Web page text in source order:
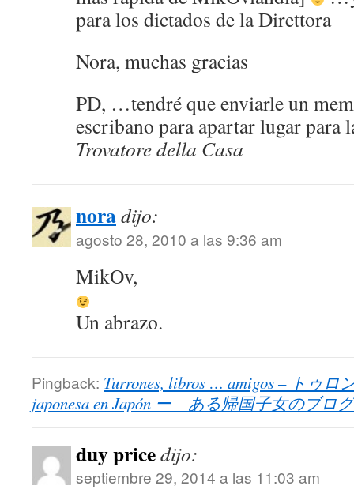
para los dictados de la Direttora
Nora, muchas gracias
PD, …tendré que enviarle un
escribano para apartar lugar para
Trovatore della Casa
noradijo:
agosto 28, 2010 a las 9:36 am
MikOv,
Un abrazo.
Pingback: Turrones, libros … amigos – トゥロ
japonesa en Japón ー ある帰国子女のブログ
duy pricedijo:
septiembre 29, 2014 a las 11:03 am